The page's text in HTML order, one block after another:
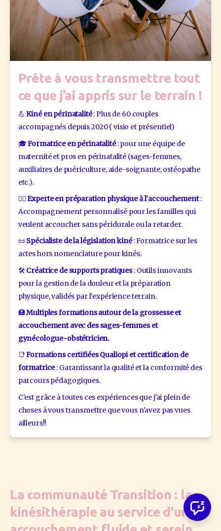
Prête à vous transmettre tout
ce que j’ai appris sur le terrain !
💪 Kiné en périnatalité : Plus de 60 couples
accompagnés depuis 2020 ( visio et présentiel)
🎓 Formatrice en périnatalité : pour une équipe de
maternité et pros en périnatalité (sages-femmes,
auxiliaires de puériculture, aide-soignante, ostéopathe
etc.).
🏃‍♀️ Experte en préparation physique à l’accouchement :
Accompagnement personnalisé pour les familles qui
veulent accoucher sans péridurale ou la retarder.
📜 Spécialiste de la législation kiné : Formatrice sur les
actes hors nomenclature pour kinés.
🛠 Créatrice de supports pratiques : Outils innovants
pour la gestion de la douleur et la préparation
physique, validés par l’expérience terrain.
🏥 Multiples formations autour de la grossesse et
accouchement avec des sages-femmes et
gynécologue-obstétricien.
📑 Formations certifiées Qualiopi et certification de
formatrice : Garantissant la qualité et la conformité des
parcours pédagogiques.
C'est grâce à toutes ces expériences que j'ai plein de
choses à vous transmettre que vous n'avez pas vues
ailleurs!!
La communauté Transition : la
kinésithérapie au service d'un